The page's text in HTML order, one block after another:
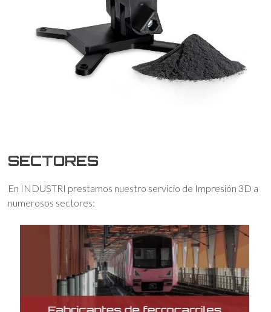
SECTORES
En INDUSTRI prestamos nuestro servicio de Impresión 3D a
numerosos sectores: